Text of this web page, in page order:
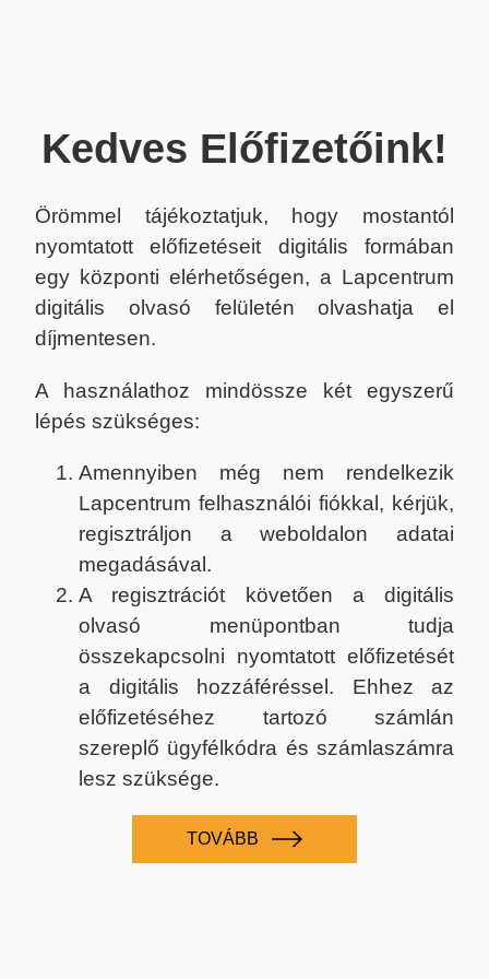
Kedves Előfizetőink!
Örömmel tájékoztatjuk, hogy mostantól
nyomtatott előfizetéseit digitális formában
egy központi elérhetőségen, a Lapcentrum
digitális olvasó felületén olvashatja el
díjmentesen.
A használathoz mindössze két egyszerű
lépés szükséges:
Amennyiben még nem rendelkezik
Lapcentrum felhasználói fiókkal, kérjük,
regisztráljon a weboldalon adatai
megadásával.
A regisztrációt követően a digitális
olvasó menüpontban tudja
összekapcsolni nyomtatott előfizetését
a digitális hozzáféréssel. Ehhez az
előfizetéséhez tartozó számlán
szereplő ügyfélkódra és számlaszámra
lesz szüksége.
TOVÁBB